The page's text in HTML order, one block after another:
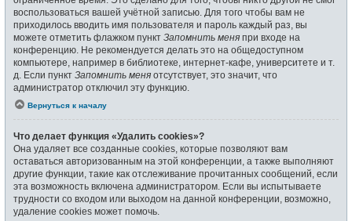
воспользоваться вашей учётной записью. Для того чтобы вам не
приходилось вводить имя пользователя и пароль каждый раз, вы
можете отметить флажком пункт Запомнить меня при входе на
конференцию. Не рекомендуется делать это на общедоступном
компьютере, например в библиотеке, интернет-кафе, университете и т.
д. Если пункт Запомнить меня отсутствует, это значит, что
администратор отключил эту функцию.
Вернуться к началу
Что делает функция «Удалить cookies»?
Она удаляет все созданные cookies, которые позволяют вам
оставаться авторизованным на этой конференции, а также выполняют
другие функции, такие как отслеживание прочитанных сообщений, если
эта возможность включена администратором. Если вы испытываете
трудности со входом или выходом на данной конференции, возможно,
удаление cookies может помочь.